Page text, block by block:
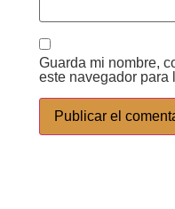
Guarda mi nombre,
este navegador para